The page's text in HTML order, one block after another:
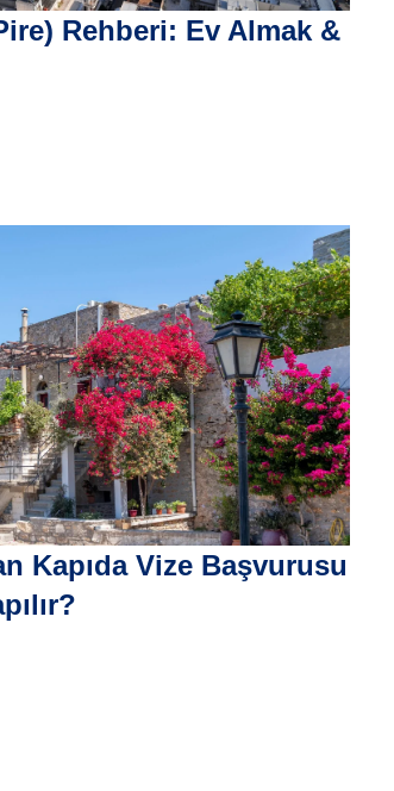
Rehberi: Ev Almak &
Kapıda Vize Başvurusu